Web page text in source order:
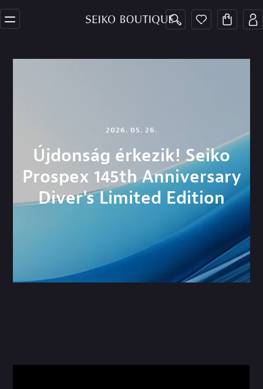
2026. 05. 26.
Újdonság érkezik! Seiko
Prospex 145th Anniversary
Diver's Limited Edition